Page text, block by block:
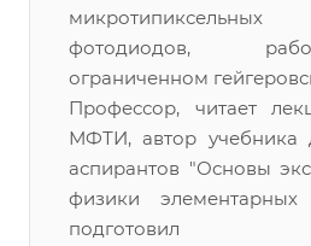
фотодиодов,
ограниченном
Профессор, читает
МФТИ, автор учебника
аспирантов "Основы
физики элементарных